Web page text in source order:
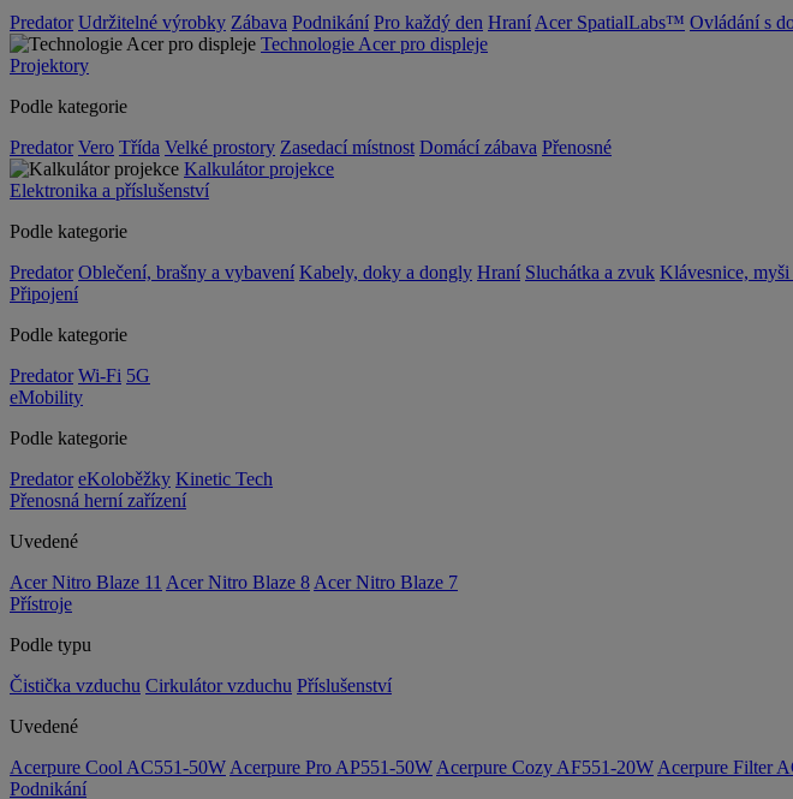
Predator Udržitelné výrobky Zábava Podnikání Pro každý den Hraní Acer SpatialLabs™ Ovládání s
Technologie Acer pro displeje
Projektory
Podle kategorie
Predator Vero Třída Velké prostory Zasedací místnost Domácí zábava Přenosné
Kalkulátor projekce
Elektronika a příslušenství
Podle kategorie
Predator Oblečení, brašny a vybavení Kabely, doky a dongly Hraní Sluchátka a zvuk Klávesnice, myši
Připojení
Podle kategorie
Predator Wi-Fi 5G
eMobility
Podle kategorie
Predator eKoloběžky Kinetic Tech
Přenosná herní zařízení
Uvedené
Acer Nitro Blaze 11 Acer Nitro Blaze 8 Acer Nitro Blaze 7
Přístroje
Podle typu
Čistička vzduchu Cirkulátor vzduchu Příslušenství
Uvedené
Acerpure Cool AC551-50W Acerpure Pro AP551-50W Acerpure Cozy AF551-20W Acerpure Filter
Podnikání